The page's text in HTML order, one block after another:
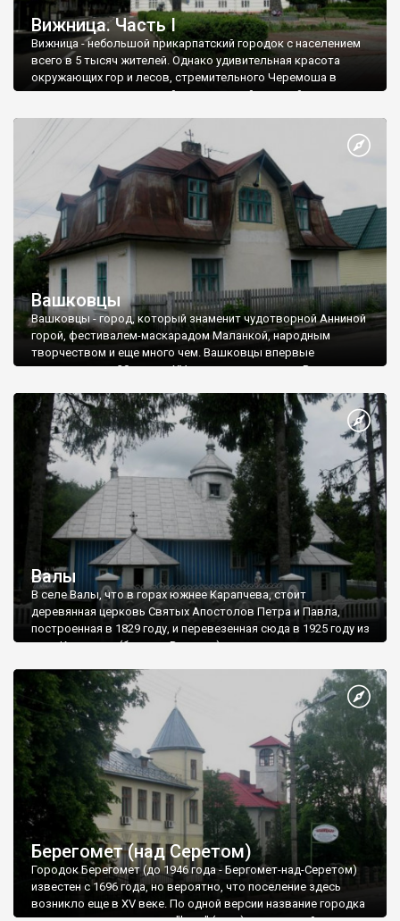
Вижница. Часть І
Вижница - небольшой прикарпатский городок с населением
всего в 5 тысяч жителей. Однако удивительная красота
окружающих гор и лесов, стремительного Черемоша в
сочетании с оригинальной архитектурой австрийских времен
Вашковцы
Вашковцы - город, который знаменит чудотворной Анниной
горой, фестивалем-маскарадом Маланкой, народным
творчеством и еще много чем. Вашковцы впервые
упоминаются в 30-е годы XV века под названием Васкивци,
Валы
В селе Валы, что в горах южнее Карапчева, стоит
деревянная церковь Святых Апостолов Петра и Павла,
построенная в 1829 году, и перевезенная сюда в 1925 году из
села Корытное (бывшее Вилавче).
Добраться нее обычной легковой машиной не просто:
ужасная грунтовка с крупным камнем из центра села резко
поднимается вверх.
Берегомет (над Серетом)
Городок Берегомет (до 1946 года - Бергомет-над-Серетом)
известен с 1696 года, но вероятно, что поселение здесь
возникло еще в XV веке. По одной версии название городка